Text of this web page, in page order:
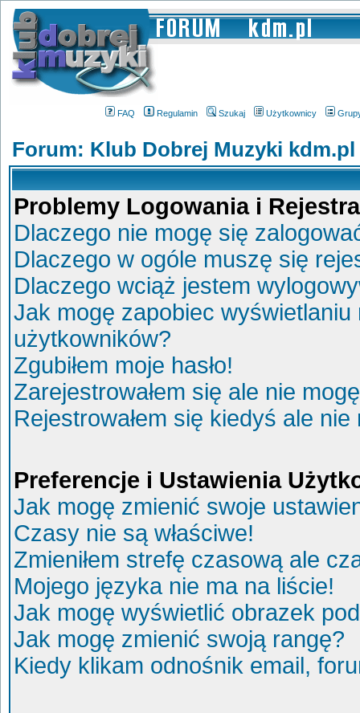
FAQ Regulamin Szukaj Użytkownicy
Forum: Klub Dobrej Muzyki kdm.pl
Problemy Logowania i
Dlaczego nie mogę się
Dlaczego w ogóle muszę się
Dlaczego wciąż jestem
Jak mogę zapobiec
użytkowników?
Zgubiłem moje hasło!
Zarejestrowałem się ale nie
Rejestrowałem się kiedyś ale
Preferencje i Ustawienia
Jak mogę zmienić swoje
Czasy nie są właściwe!
Zmieniłem strefę czasową ale
Mojego języka nie ma na liście!
Jak mogę wyświetlić obrazek
Jak mogę zmienić swoją rangę?
Kiedy klikam odnośnik email,